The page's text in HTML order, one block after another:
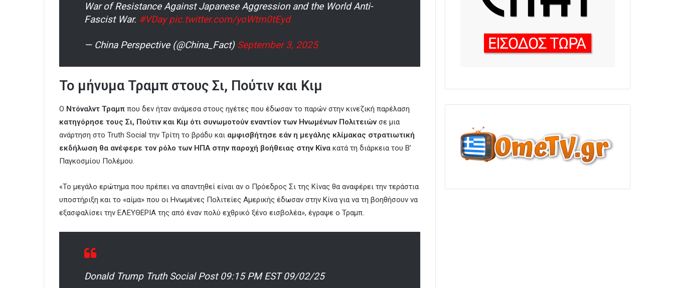
War of Resistance Against Japanese Aggression and the World Anti-
Fascist War. #VDay pic.twitter.com/yoWtm0tEyd
— China Perspective (@China_Fact) September 3, 2025
Το μήνυμα Τραμπ στους Σι, Πούτιν και Κιμ
Ο Ντόναλντ Τραμπ που δεν ήταν ανάμεσα στους ηγέτες που έδωσαν το παρών στην κινεζική παρέλαση
κατηγόρησε τους Σι, Πούτιν και Κιμ ότι συνωμοτούν εναντίον των Ηνωμένων Πολιτειών σε μια
ανάρτηση στο Truth Social την Τρίτη το βράδυ και αμφισβήτησε εάν η μεγάλης κλίμακας στρατιωτική
εκδήλωση θα ανέφερε τον ρόλο των ΗΠΑ στην παροχή βοήθειας στην Κίνα κατά τη διάρκεια του Β’
Παγκοσμίου Πολέμου.
«Το μεγάλο ερώτημα που πρέπει να απαντηθεί είναι αν ο Πρόεδρος Σι της Κίνας θα αναφέρει την τεράστια
υποστήριξη και το «αίμα» που οι Ηνωμένες Πολιτείες Αμερικής έδωσαν στην Κίνα για να τη βοηθήσουν να
εξασφαλίσει την ΕΛΕΥΘΕΡΙΑ της από έναν πολύ εχθρικό ξένο εισβολέα», έγραψε ο Τραμπ.
Donald Trump Truth Social Post 09:15 PM EST 09/02/25